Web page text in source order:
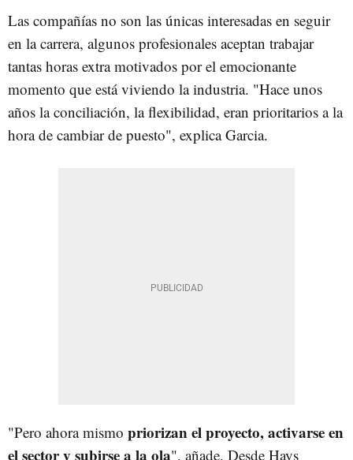
Las compañías no son las únicas interesadas en seguir
en la carrera, algunos profesionales aceptan trabajar
tantas horas extra motivados por el emocionante
momento que está viviendo la industria. "Hace unos
años la conciliación, la flexibilidad, eran prioritarios a la
hora de cambiar de puesto", explica Garcia.
"Pero ahora mismo priorizan el proyecto, activarse en
el sector y subirse a la ola", añade. Desde Hays